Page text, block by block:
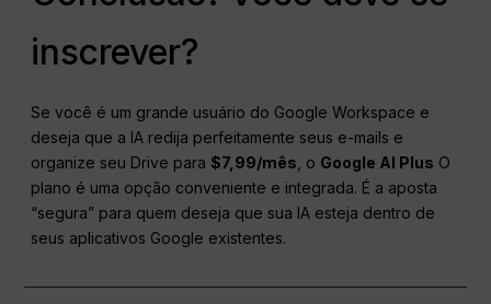
inscrever?
Se você é um grande usuário do Google Workspace e
deseja que a IA redija perfeitamente seus e-mails e
organize seu Drive para$7,99/mês , o Google AI Plus O
plano é uma opção conveniente e integrada. É a aposta
“segura” para quem deseja que sua IA esteja dentro de
seus aplicativos Google existentes.